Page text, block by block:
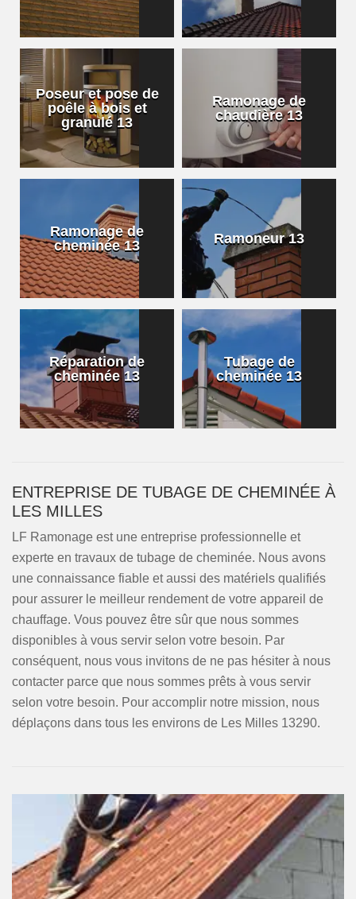
Poseur et pose de
poêle à bois et
granulé 13
Ramonage de
chaudière 13
Ramonage de
cheminée 13
Ramoneur 13
Réparation de
cheminée 13
Tubage de
cheminée 13
ENTREPRISE DE TUBAGE DE CHEMINÉE À
LES MILLES
LF Ramonage est une entreprise professionnelle et
experte en travaux de tubage de cheminée. Nous avons
une connaissance fiable et aussi des matériels qualifiés
pour assurer le meilleur rendement de votre appareil de
chauffage. Vous pouvez être sûr que nous sommes
disponibles à vous servir selon votre besoin. Par
conséquent, nous vous invitons de ne pas hésiter à nous
contacter parce que nous sommes prêts à vous servir
selon votre besoin. Pour accomplir notre mission, nous
déplaçons dans tous les environs de Les Milles 13290.